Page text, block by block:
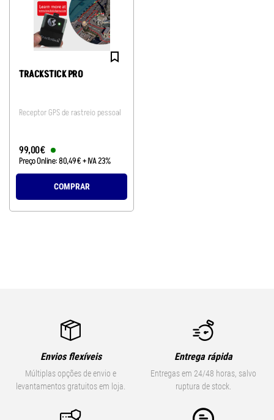
TRACKSTICK PRO
Receptor GPS de rastreio pessoal
99,00€
Preço Online:80,49€+ IVA 23%
COMPRAR
Envios flexíveis
Múltiplas opções de envio e
levantamentos gratuitos em loja.
Entrega rápida
Entregas em 24/48 horas, salvo
ruptura de stock.